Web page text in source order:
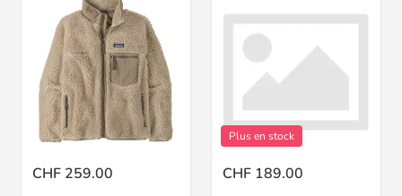
CHF 259.00
Plus en stock
CHF 189.00